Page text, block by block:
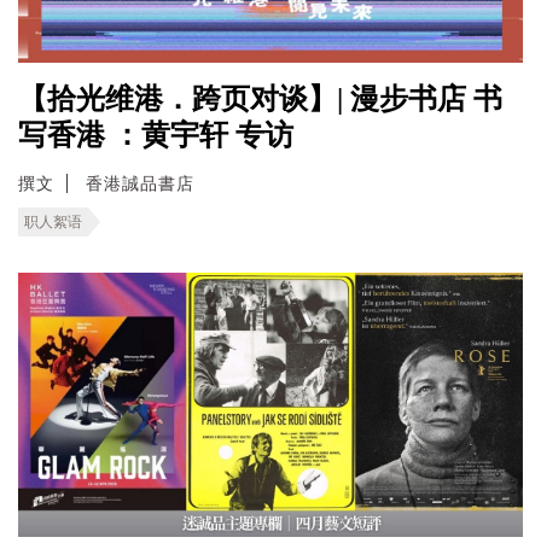
【拾光维港．跨页对谈】| 漫步书店 书
写香港 ：黄宇轩 专访
撰文 香港誠品書店
职人絮语